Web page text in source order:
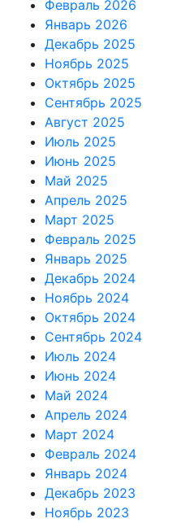
Февраль 2026
Январь 2026
Декабрь 2025
Ноябрь 2025
Октябрь 2025
Сентябрь 2025
Август 2025
Июль 2025
Июнь 2025
Май 2025
Апрель 2025
Март 2025
Февраль 2025
Январь 2025
Декабрь 2024
Ноябрь 2024
Октябрь 2024
Сентябрь 2024
Июль 2024
Июнь 2024
Май 2024
Апрель 2024
Март 2024
Февраль 2024
Январь 2024
Декабрь 2023
Ноябрь 2023